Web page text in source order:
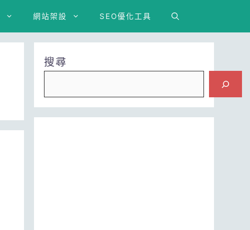
網站架設 SEO優化工具
搜尋